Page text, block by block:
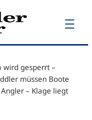
wird gesperrt –
müssen Boote
– Klage liegt